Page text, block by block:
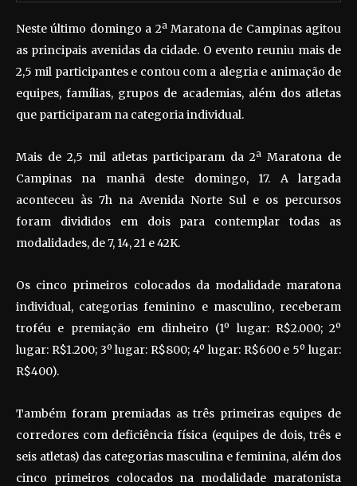
Neste último domingo a 2ª Maratona de Campinas agitou
as principais avenidas da cidade. O evento reuniu mais de
2,5 mil participantes e contou com a alegria e animação de
equipes, famílias, grupos de academias, além dos atletas
que participaram na categoria individual.
Mais de 2,5 mil atletas participaram da 2ª Maratona de
Campinas na manhã deste domingo, 17. A largada
aconteceu às 7h na Avenida Norte Sul e os percursos
foram divididos em dois para contemplar todas as
modalidades, de 7, 14, 21 e 42K.
Os cinco primeiros colocados da modalidade maratona
individual, categorias feminino e masculino, receberam
troféu e premiação em dinheiro (1º lugar: R$2.000; 2º
lugar: R$1.200; 3º lugar: R$800; 4º lugar: R$600 e 5º lugar:
R$400).
Também foram premiadas as três primeiras equipes de
corredores com deficiência física (equipes de dois, três e
seis atletas) das categorias masculina e feminina, além dos
cinco primeiros colocados na modalidade maratonista